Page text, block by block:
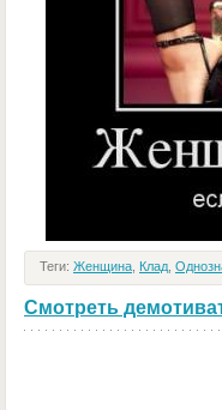
Теги: Женщина Клад
Смотреть